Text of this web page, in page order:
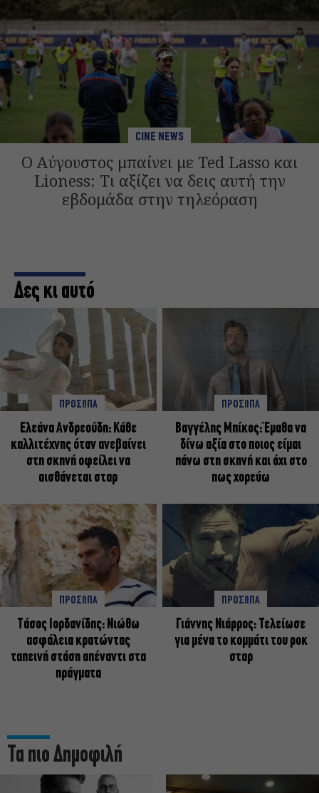
CINE NEWS
Ο Αύγουστος μπαίνει με Ted Lasso και
Lioness: Τι αξίζει να δεις αυτή την
εβδομάδα στην τηλεόραση
Δες κι αυτό
ΠΡΟΣΩΠΑ
Ελεάνα Ανδρεούδη: Κάθε
καλλιτέχνης όταν ανεβαίνει
στη σκηνή οφείλει να
αισθάνεται σταρ
ΠΡΟΣΩΠΑ
Βαγγέλης Μπίκος: Έμαθα να
δίνω αξία στο ποιος είμαι
πάνω στη σκηνή και όχι στο
πως χορεύω
ΠΡΟΣΩΠΑ
Tάσος Ιορδανίδης: Νιώθω
ασφάλεια κρατώντας
ταπεινή στάση απέναντι στα
πράγματα
ΠΡΟΣΩΠΑ
Γιάννης Νιάρρος: Τελείωσε
για μένα το κομμάτι του ροκ
σταρ
Τα πιο Δημοφιλή